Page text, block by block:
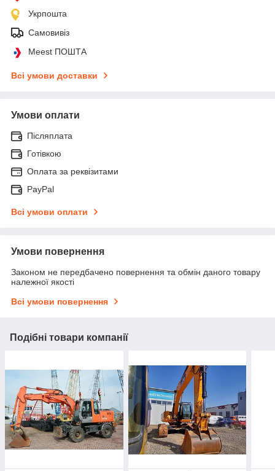
Укрпошта
Самовивіз
Meest ПОШТА
Всі умови доставки
Умови оплати
Післяплата
Готівкою
Оплата за реквізитами
PayPal
Всі умови оплати
Умови повернення
Законом не передбачено повернення та обмін даного товару
належної якості
Всі умови повернення
Подібні товари компанії